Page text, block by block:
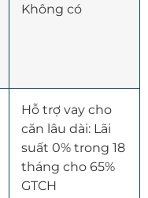
Không có
Hỗ trợ vay cho
căn lâu dài: Lãi
suất 0% trong 18
tháng cho 65%
GTCH